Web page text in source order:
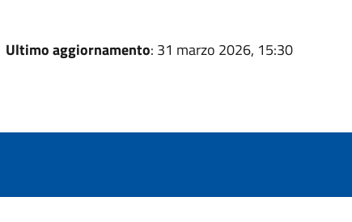
Ultimo aggiornamento: 31 marzo 2026, 15:30